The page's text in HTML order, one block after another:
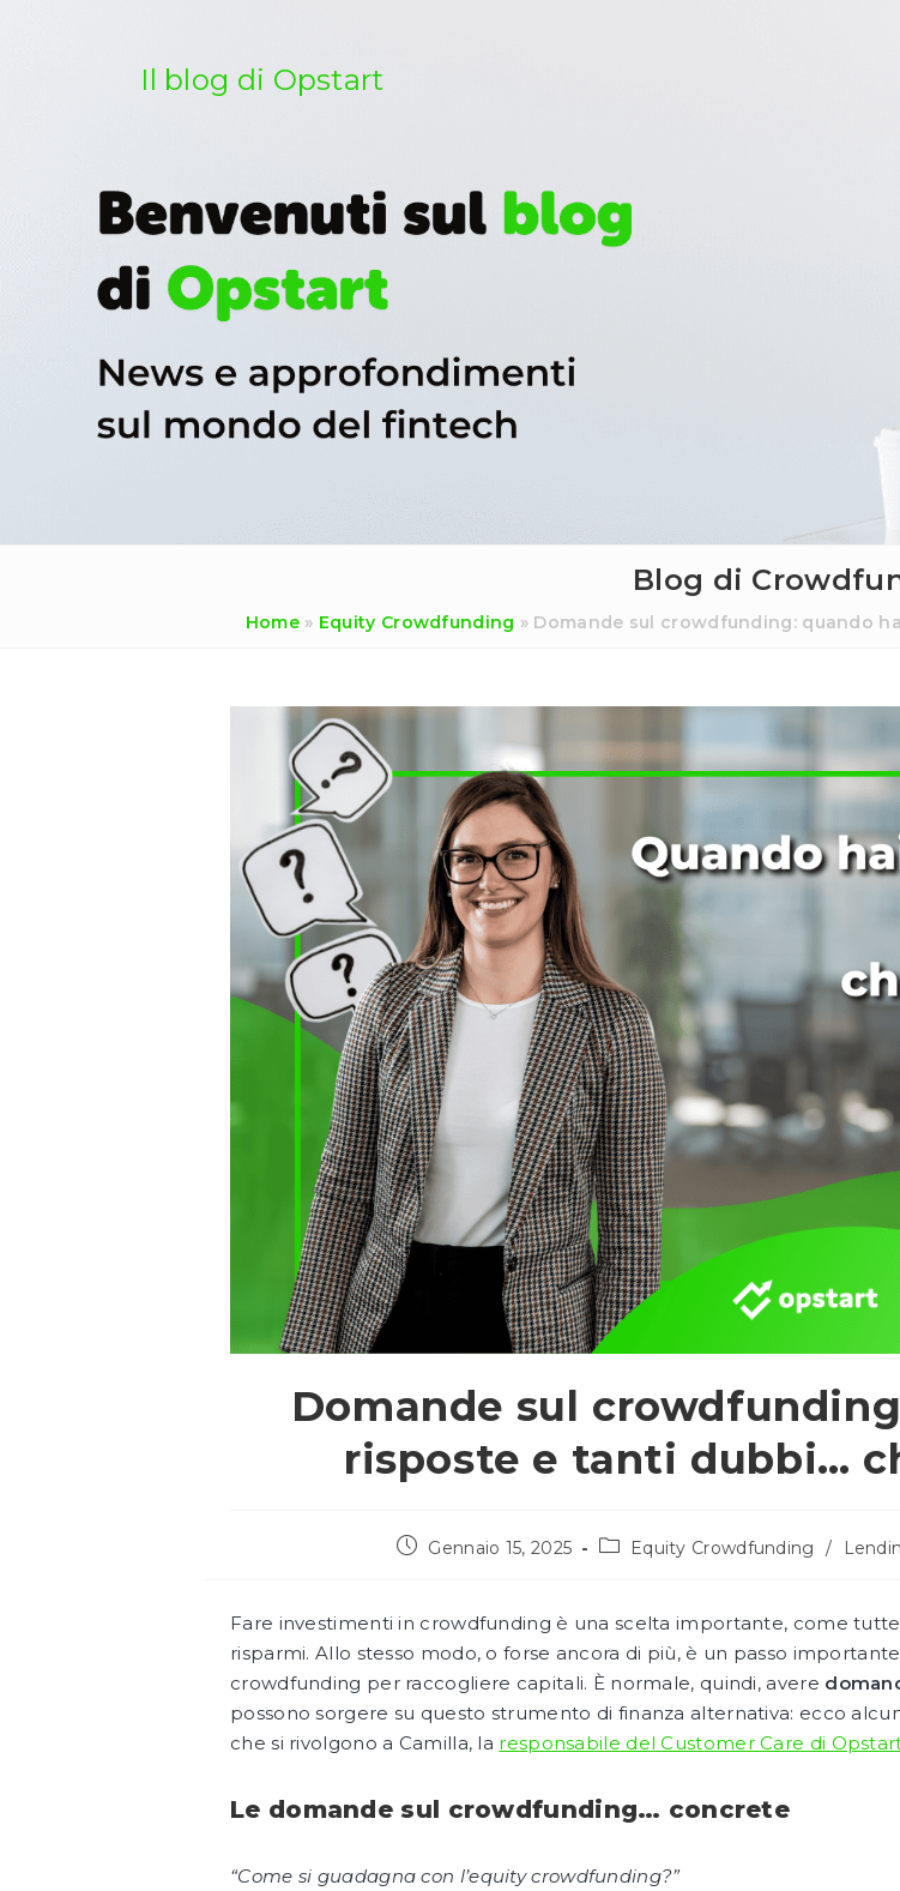
Il blog di Opstart
Blog di
Home» Equity Crowdfunding » Domande sul crowdfunding: quando
Domande sul
risposte e tanti dubbi…
ArticoloGennaio 15, 2025
Categoria
Equity Crowdfunding /
Fare investimenti in crowdfunding è una scelta importante, come
risparmi. Allo stesso modo, o forse ancora di più, è un passo
crowdfunding per raccogliere capitali. È normale, quindi, avere
possono sorgere su questo strumento di finanza alternativa: ecco
che si rivolgono a Camilla, la responsabile del Customer Care di
Le domande sul crowdfunding… concrete
“Come si guadagna con l’equity crowdfunding?”